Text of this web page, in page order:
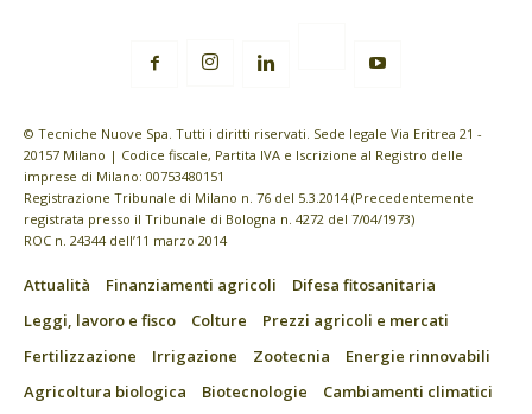
© Tecniche Nuove Spa. Tutti i diritti riservati. Sede legale Via Eritrea 21 -
20157 Milano | Codice fiscale, Partita IVA e Iscrizione al Registro delle
imprese di Milano: 00753480151
Registrazione Tribunale di Milano n. 76 del 5.3.2014 (Precedentemente
registrata presso il Tribunale di Bologna n. 4272 del 7/04/1973)
ROC n. 24344 dell’11 marzo 2014
Attualità Finanziamenti agricoli
Difesa fitosanitaria
Leggi, lavoro e fisco
Colture
Prezzi agricoli e mercati
Fertilizzazione
Irrigazione Zootecnia
Energie rinnovabili
Agricoltura biologica
Biotecnologie
Cambiamenti climatici